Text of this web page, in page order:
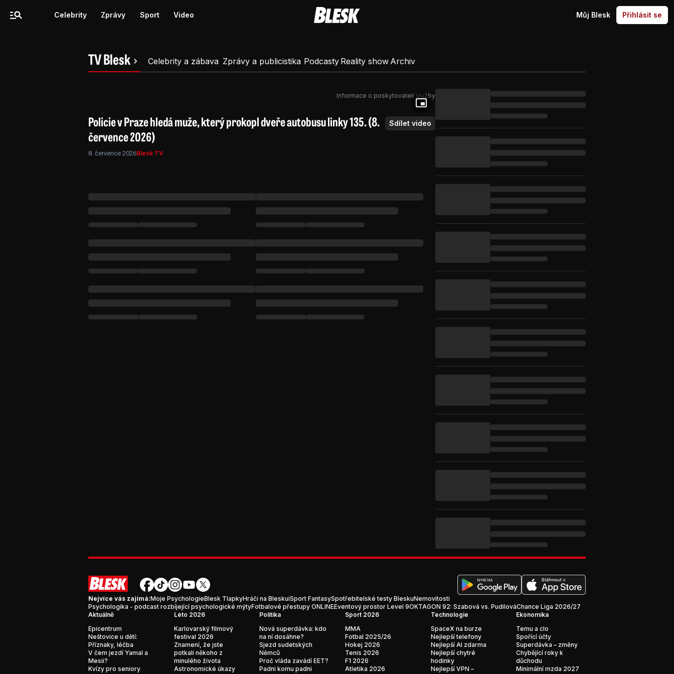
Celebrity Zprávy Sport Video Můj Blesk Přihlásit se
TV Blesk Celebrity a zábava Zprávy a publicistika Podcasty Reality show Archiv
Informace o poskytovateli služby
Policie v Praze hledá muže, který prokopl dveře autobusu linky 135. (8.
července 2026)
Sdílet video
8. července 2026Blesk TV
Nejvíce vás zajímá:Moje PsychologieBlesk TlapkyHráči na BleskuiSport FantasySpotřebitelské testy BleskuNemovitosti
Psychologika - podcast rozbíjející psychologické mýtyFotbalové přestupy ONLINEEventový prostor Level 9OKTAGON 92: Szabová vs. PudilováChance Liga 2026/27
Aktuálně
Epicentrum
Neštovice u dětí:
Příznaky, léčba
V čem jezdí Yamal a
Mesii?
Kvízy pro seniory
Léto 2026
Karlovarský filmový
festival 2026
Znamení, že jste
potkali někoho z
minulého života
Astronomické úkazy
Politika
Nová superdávka: kdo
na ní dosáhne?
Sjezd sudetských
Němců
Proč vláda zavádí EET?
Padni komu padni
Sport 2026
MMA
Fotbal 2025/26
Hokej 2026
Tenis 2026
F1 2026
Atletika 2026
Technologie
SpaceX na burze
Nejlepší telefony
Nejlepší AI zdarma
Nejlepší chytré
hodinky
Nejlepší VPN –
Ekonomika
Temu a clo
Spořící účty
Superdávka – změny
Chybějící roky k
důchodu
Minimální mzda 2027